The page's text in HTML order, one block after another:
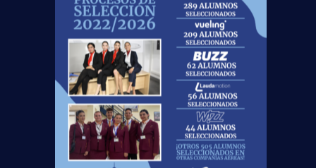
Si al igual que Silvia, tu sueño es
convertirte en auxiliar de vuelo
, en nuestraRed Centro de
Estudios Aeronáuticospodemos
ayudarte a ver cumplido tu
objetivo. Ponemos a tu disposición:
Material didáctico actualizado y desarrollado
por profesionales del sector aeronáutico;